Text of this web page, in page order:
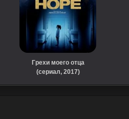
Грехи моего отца
(сериал, 2017)